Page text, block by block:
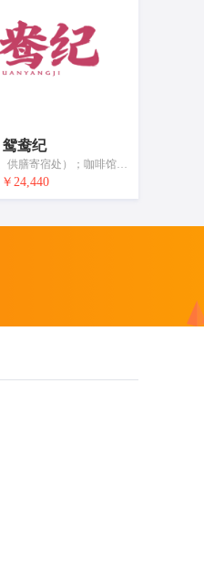
鸳鸯纪
住所代理（旅馆、供膳寄宿处）；咖啡馆；快餐店服务；快餐馆；流动饮食供应；自助餐厅；茶馆；酒吧服务；餐馆；饭店食宿服务
￥24,440